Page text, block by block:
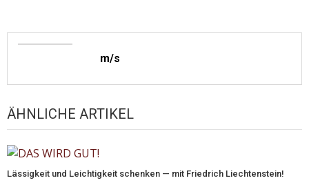
m/s
ÄHNLICHE ARTIKEL
Lässigkeit und Leichtigkeit schenken — mit Friedrich Liechtenstein!